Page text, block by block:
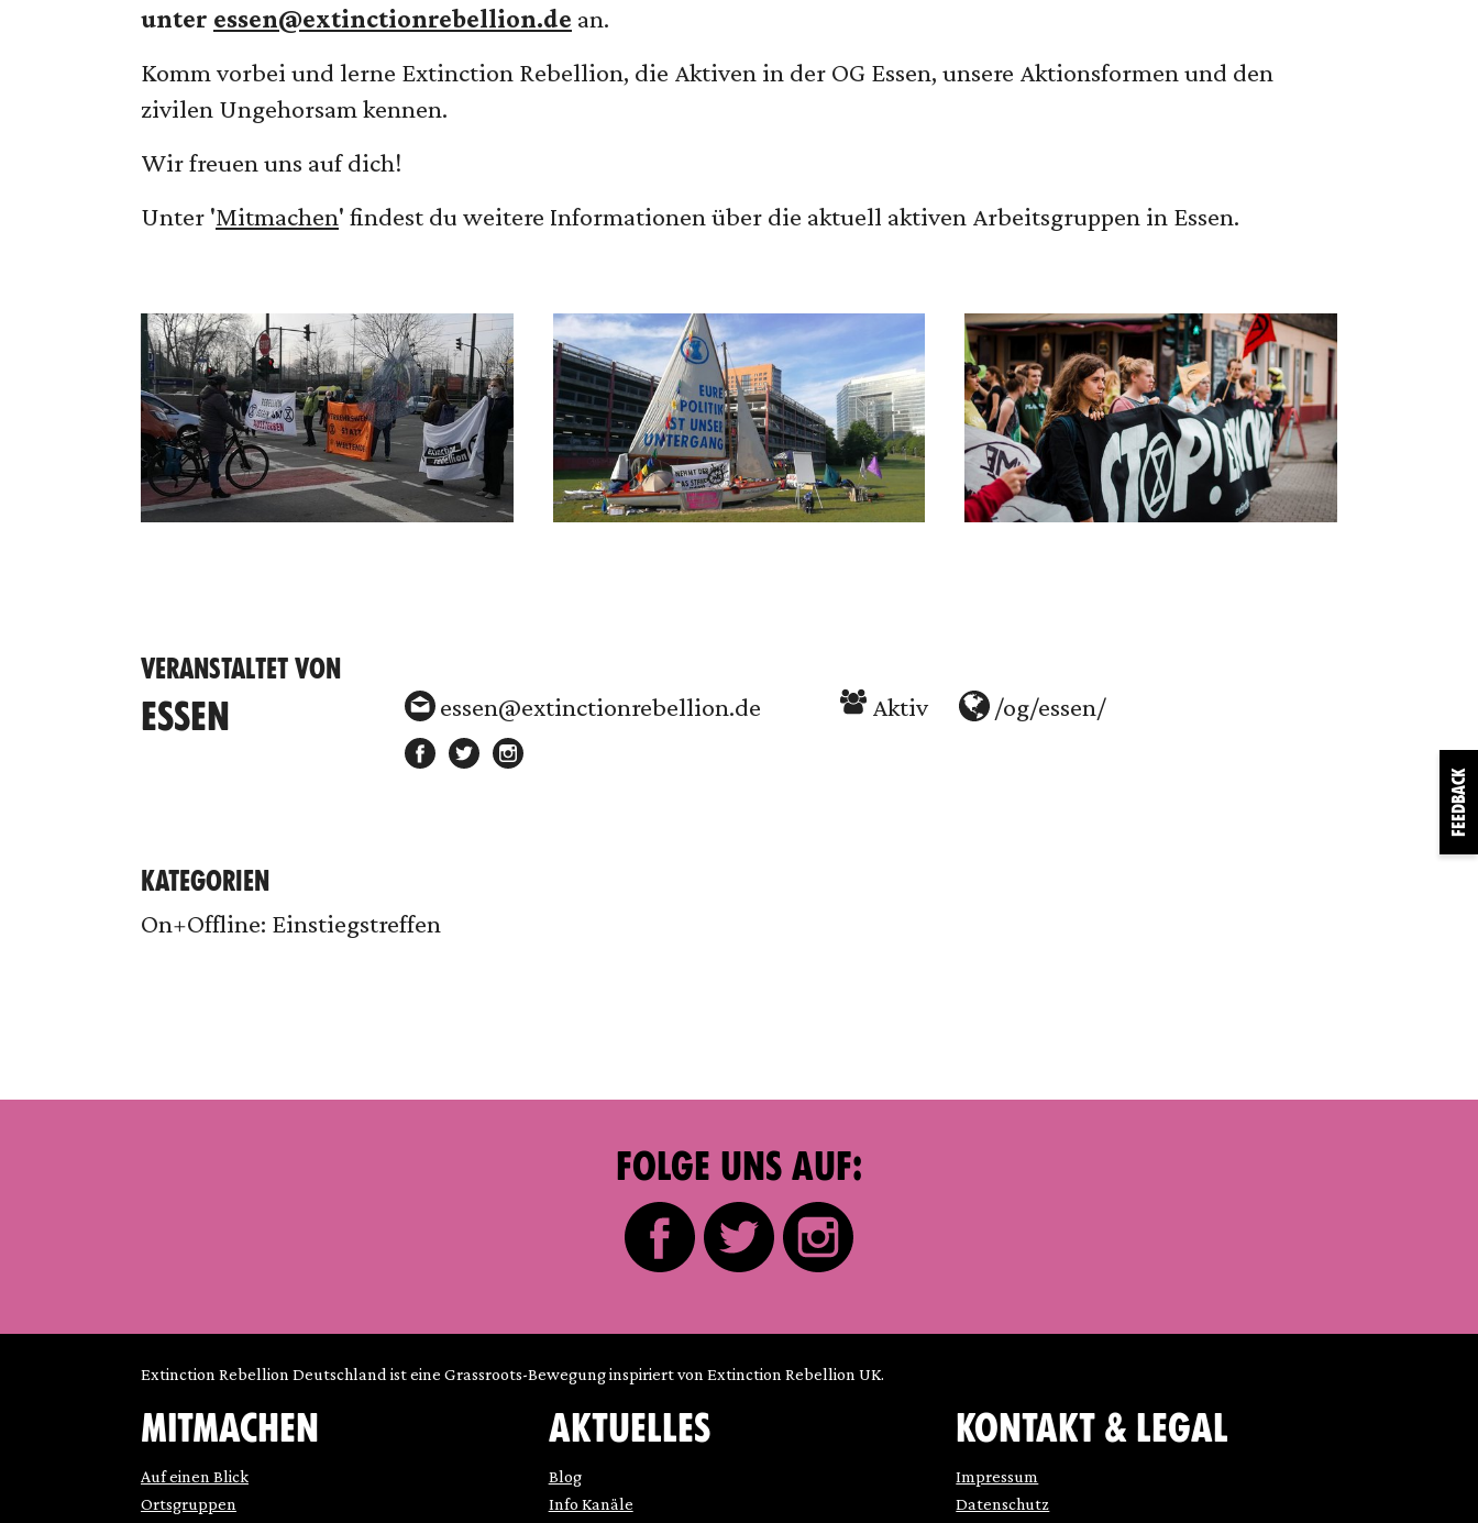
unter essen@extinctionrebellion.de an.
Komm vorbei und lerne Extinction Rebellion, die Aktiven in der OG Essen, unsere Aktionsformen und den
zivilen Ungehorsam kennen.
Wir freuen uns auf dich!
Unter 'Mitmachen' findest du weitere Informationen über die aktuell aktiven Arbeitsgruppen in Essen.
VERANSTALTET VON
ESSEN essen@extinctionrebellion.de Aktiv /og/essen/
KATEGORIEN
On+Offline: Einstiegstreffen
FEEDBACK
FOLGE UNS AUF:
Extinction Rebellion Deutschland ist eine Grassroots-Bewegung inspiriert von Extinction Rebellion UK.
MITMACHEN
Auf einen Blick
Ortsgruppen
AKTUELLES
Blog
Info Kanäle
KONTAKT & LEGAL
Impressum
Datenschutz